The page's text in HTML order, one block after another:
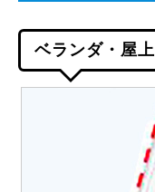
ベランダ・屋上